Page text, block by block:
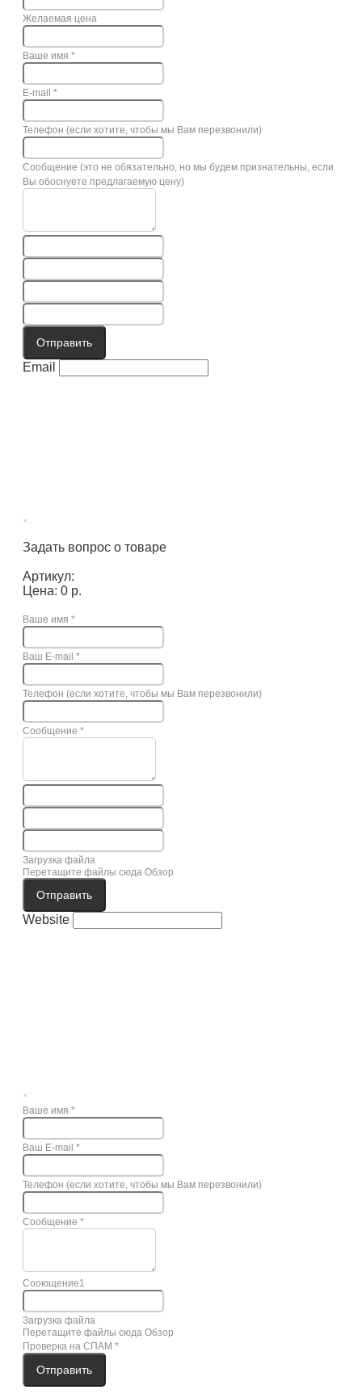
Желаемая цена
Ваше имя *
E-mail *
Телефон (если хотите, чтобы мы Вам перезвонили)
Сообщение (это не обязательно, но мы будем признательны, если
Вы обоснуете предлагаемую цену)
Отправить
Email
×
Задать вопрос о товаре
Артикул:
Цена: 0 р.
Ваше имя *
Ваш E-mail *
Телефон (если хотите, чтобы мы Вам перезвонили)
Сообщение *
Загрузка файла
Перетащите файлы сюда Обзор
Отправить
Website
×
Ваше имя *
Ваш E-mail *
Телефон (если хотите, чтобы мы Вам перезвонили)
Сообщение *
Сооющение1
Загрузка файла
Перетащите файлы сюда Обзор
Проверка на СПАМ *
Отправить